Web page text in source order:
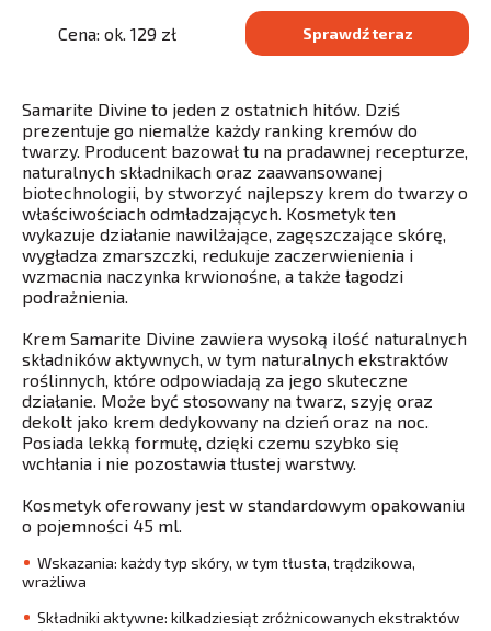
Cena: ok. 129 zł Sprawdź teraz
Samarite Divine to jeden z ostatnich hitów. Dziś
prezentuje go niemalże każdy ranking kremów do
twarzy. Producent bazował tu na pradawnej recepturze,
naturalnych składnikach oraz zaawansowanej
biotechnologii, by stworzyć najlepszy krem do twarzy o
właściwościach odmładzających. Kosmetyk ten
wykazuje działanie nawilżające, zagęszczające skórę,
wygładza zmarszczki, redukuje zaczerwienienia i
wzmacnia naczynka krwionośne, a także łagodzi
podrażnienia.
Krem Samarite Divine zawiera wysoką ilość naturalnych
składników aktywnych, w tym naturalnych ekstraktów
roślinnych, które odpowiadają za jego skuteczne
działanie. Może być stosowany na twarz, szyję oraz
dekolt jako krem dedykowany na dzień oraz na noc.
Posiada lekką formułę, dzięki czemu szybko się
wchłania i nie pozostawia tłustej warstwy.
Kosmetyk oferowany jest w standardowym opakowaniu
o pojemności 45 ml.
Wskazania: każdy typ skóry, w tym tłusta, trądzikowa,
wrażliwa
Składniki aktywne: kilkadziesiąt zróżnicowanych ekstraktów